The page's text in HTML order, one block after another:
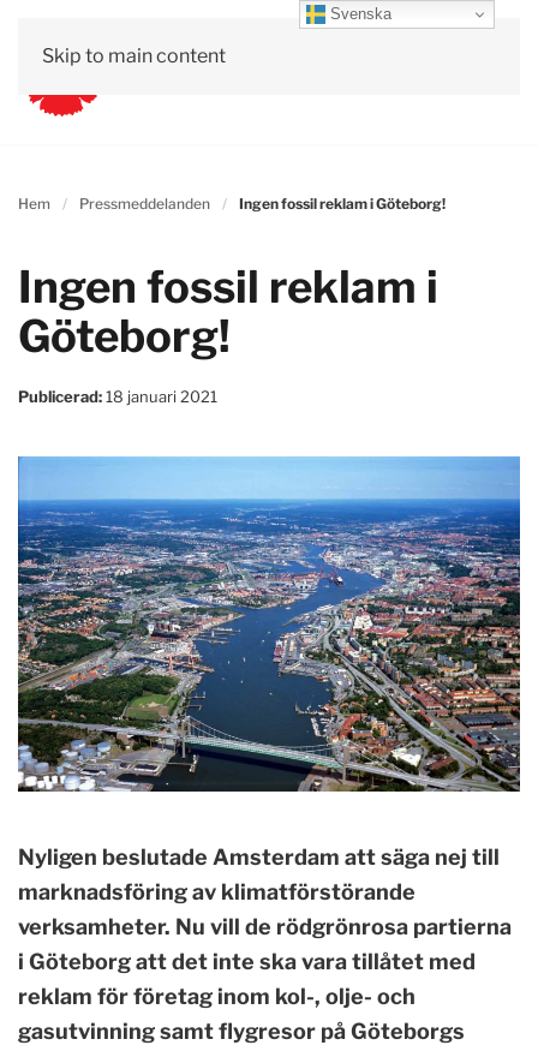
Skip to main content
Hem Pressmeddelanden Ingen fossil reklam i Göteborg!
Ingen fossil reklam i
Göteborg!
Publicerad:18 januari 2021
Nyligen beslutade Amsterdam att säga nej till
marknadsföring av klimatförstörande
verksamheter. Nu vill de rödgrönrosa partierna
i Göteborg att det inte ska vara tillåtet med
reklam för företag inom kol-, olje- och
gasutvinning samt flygresor på Göteborgs
Svenska